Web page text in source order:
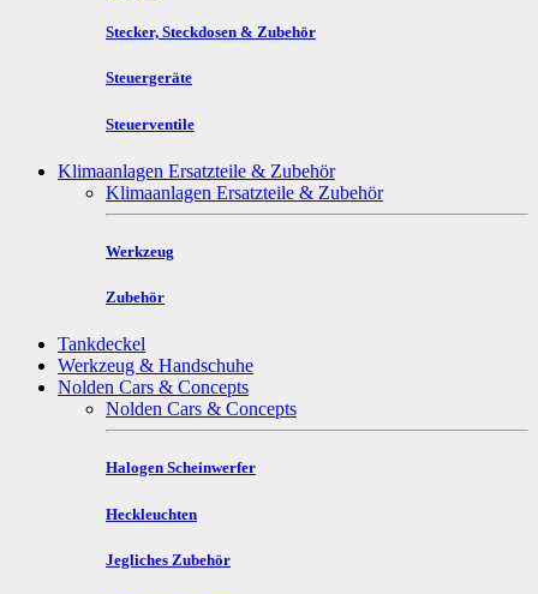
Stecker, Steckdosen & Zubehör
Steuergeräte
Steuerventile
Klimaanlagen Ersatzteile & Zubehör
Klimaanlagen Ersatzteile & Zubehör
Werkzeug
Zubehör
Tankdeckel
Werkzeug & Handschuhe
Nolden Cars & Concepts
Nolden Cars & Concepts
Halogen Scheinwerfer
Heckleuchten
Jegliches Zubehör